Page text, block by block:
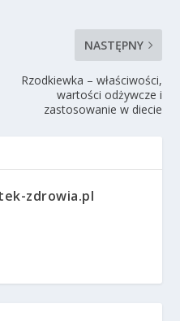
NASTĘPNY
Rzodkiewka – właściwości,
wartości odżywcze i
zastosowanie w diecie
zdrowia.pl